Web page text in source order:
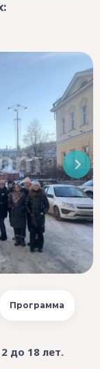
Программа
до 18 лет.